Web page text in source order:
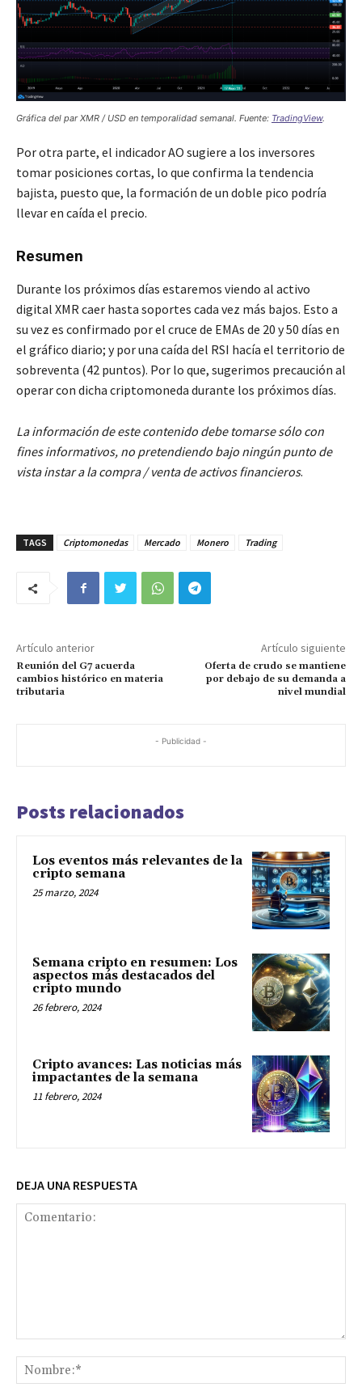
Gráfica del par XMR / USD en temporalidad semanal. Fuente: TradingView.
Por otra parte, el indicador AO sugiere a los inversores
tomar posiciones cortas, lo que confirma la tendencia
bajista, puesto que, la formación de un doble pico podría
llevar en caída el precio.
Resumen
Durante los próximos días estaremos viendo al activo
digital XMR caer hasta soportes cada vez más bajos. Esto a
su vez es confirmado por el cruce de EMAs de 20 y 50 días en
el gráfico diario; y por una caída del RSI hacía el territorio de
sobreventa (42 puntos). Por lo que, sugerimos precaución al
operar con dicha criptomoneda durante los próximos días.
La información de este contenido debe tomarse sólo con
fines informativos, no pretendiendo bajo ningún punto de
vista instar a la compra / venta de activos financieros.
TAGS Criptomonedas Mercado Monero Trading
Artículo anterior
Reunión del G7 acuerda
cambios histórico en materia
tributaria
Artículo siguiente
Oferta de crudo se mantiene
por debajo de su demanda a
nivel mundial
- Publicidad -
Posts relacionados
Los eventos más relevantes de la
cripto semana
25 marzo, 2024
Semana cripto en resumen: Los
aspectos más destacados del
cripto mundo
26 febrero, 2024
Cripto avances: Las noticias más
impactantes de la semana
11 febrero, 2024
DEJA UNA RESPUESTA